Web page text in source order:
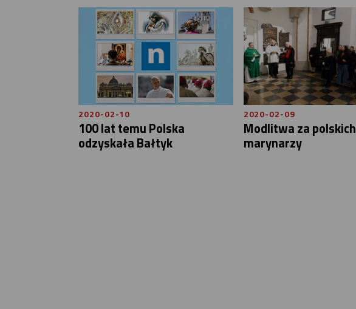
2020-02-10
100 lat temu Polska
odzyskała Bałtyk
2020-02-09
Modlitwa za polskich
marynarzy